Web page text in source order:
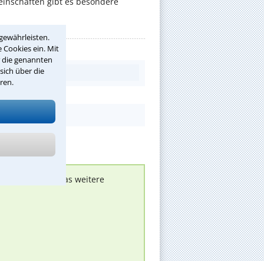
Cookies ein. Mit
genannten
über die
melden, um das weitere